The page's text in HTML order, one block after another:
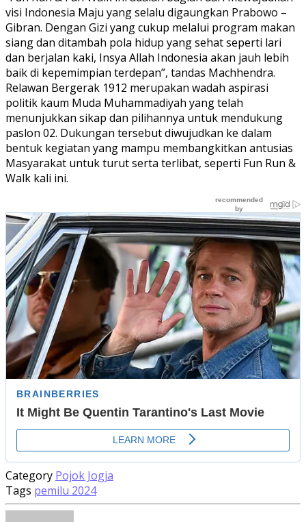
visi Indonesia Maju yang selalu digaungkan Prabowo –
Gibran. Dengan Gizi yang cukup melalui program makan
siang dan ditambah pola hidup yang sehat seperti lari
dan berjalan kaki, Insya Allah Indonesia akan jauh lebih
baik di kepemimpian terdepan”, tandas Machhendra.
Relawan Bergerak 1912 merupakan wadah aspirasi
politik kaum Muda Muhammadiyah yang telah
menunjukkan sikap dan pilihannya untuk mendukung
paslon 02. Dukungan tersebut diwujudkan ke dalam
bentuk kegiatan yang mampu membangkitkan antusias
Masyarakat untuk turut serta terlibat, seperti Fun Run &
Walk kali ini.
Category Pojok Jogja
Tags pemilu 2024